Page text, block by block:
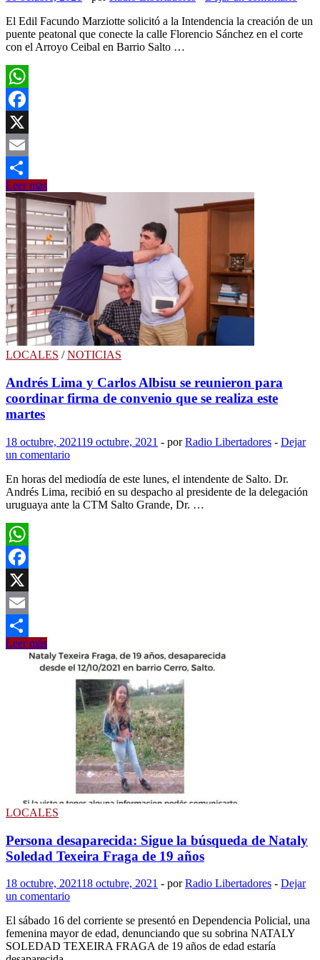
El Edil Facundo Marziotte solicitó a la Intendencia la creación de un
puente peatonal que conecte la calle Florencio Sánchez en el corte
con el Arroyo Ceibal en Barrio Salto …
WhatsApp
Facebook
X
Email
Compartir
Edil
Marziotte
reclama
pasaje
y
advierte
peligro
por
mal
uso
de
caño
colector
de
Leer más
LOCALES /NOTICIAS
Andrés Lima y Carlos Albisu se reunieron para
coordinar firma de convenio que se realiza este
martes
18 octubre, 202119 octubre, 2021 - porRadio Libertadores - Dejar
un comentario
En horas del mediodía de este lunes, el intendente de Salto. Dr.
Andrés Lima, recibió en su despacho al presidente de la delegación
uruguaya ante la CTM Salto Grande, Dr. …
WhatsApp
Facebook
X
Email
Compartir
Andrés
se
este
martes
Leer más
LOCALES
Persona desaparecida: Sigue la búsqueda de Nataly
Soledad Texeira Fraga de 19 años
18 octubre, 202118 octubre, 2021 - porRadio Libertadores - Dejar
un comentario
El sábado 16 del corriente se presentó en Dependencia Policial, una
femenina mayor de edad, denunciando que su sobrina NATALY
SOLEDAD TEXEIRA FRAGA de 19 años de edad estaría